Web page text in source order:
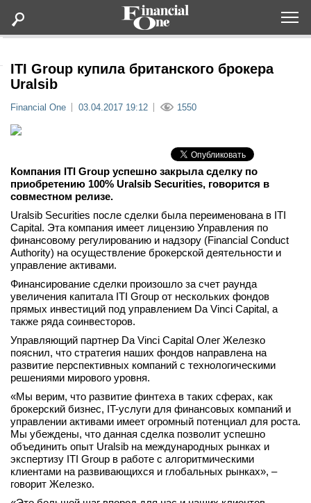
Статьи
Lifestyle
Мероприятия
Новости
Интервью
вконтакте
телеграм
Стать автором
Вход
ITI Group купила британского брокера
Uralsib
Financial One 03.04.2017 19:12 1550
Компания ITI Group успешно закрыла сделку по
приобретению 100% Uralsib Securities, говорится в
совместном релизе.
Uralsib Securities после сделки была переименована в ITI
Capital. Эта компания имеет лицензию Управления по
финансовому регулированию и надзору (Financial Conduct
Authority) на осуществление брокерской деятельности и
управление активами.
Финансирование сделки произошло за счет раунда
увеличения капитала ITI Group от нескольких фондов
прямых инвестиций под управлением Da Vinci Capital, а
также ряда соинвесторов.
Управляющий партнер Da Vinci Capital Олег Железко
пояснил, что стратегия наших фондов направлена на
развитие перспективных компаний с технологическими
решениями мирового уровня.
«Мы верим, что развитие финтеха в таких сферах, как
брокерский бизнес, IT-услуги для финансовых компаний и
управлении активами имеет огромный потенциал для роста.
Мы убеждены, что данная сделка позволит успешно
объединить опыт Uralsib на международных рынках и
экспертизу ITI Group в работе с алгоритмическими
клиентами на развивающихся и глобальных рынках», –
говорит Железко.